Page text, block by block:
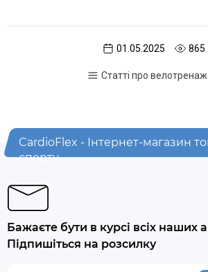
01.05.2025 865
Статті про
CardioFlex - Інтернет-магазин
спорту
Бажаєте бути в курсі всіх наших
Підпишіться на розсилку